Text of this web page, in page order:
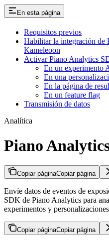
En esta página
Requisitos previos
Habilitar la integración de
Kameleoon
Activar Piano Analytics
En un experimento
En una
En la página de
En un feature flag
Transmisión de datos
Analítica
Piano
Copiar páginaCopiar página
Envíe datos de eventos de
SDK de Piano Analytics para
experimentos y
Copiar páginaCopiar página